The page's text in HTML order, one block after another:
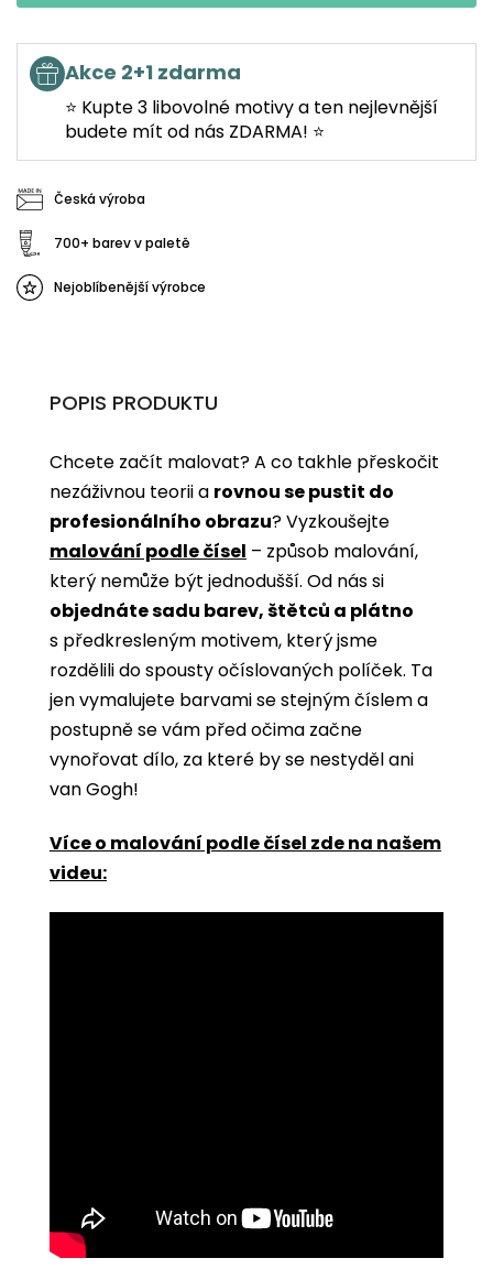
Akce 2+1 zdarma
⭐ Kupte 3 libovolné motivy a ten nejlevnější
budete mít od nás ZDARMA! ⭐
Česká výroba
700+ barev v paletě
Nejoblíbenější výrobce
POPIS PRODUKTU
Chcete začít malovat? A co takhle přeskočit
nezáživnou teorii a rovnou se pustit do
profesionálního obrazu? Vyzkoušejte
malování podle čísel ­­– způsob malování,
který nemůže být jednodušší. Od nás si
objednáte sadu barev, štětců a plátno
s předkresleným motivem, který jsme
rozdělili do spousty očíslovaných políček. Ta
jen vymalujete barvami se stejným číslem a
postupně se vám před očima začne
vynořovat dílo, za které by se nestyděl ani
van Gogh!
Více o malování podle čísel zde na našem
videu: